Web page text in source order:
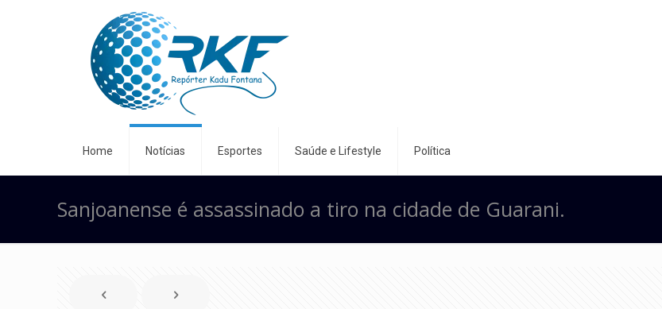
Home Notícias Esportes Saúde e Lifestyle Política
Sanjoanense é assassinado a tiro na cidade de Guarani.